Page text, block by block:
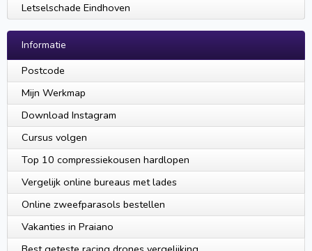
Letselschade Eindhoven
Informatie
Postcode
Mijn Werkmap
Download Instagram
Cursus volgen
Top 10 compressiekousen hardlopen
Vergelijk online bureaus met lades
Online zweefparasols bestellen
Vakanties in Praiano